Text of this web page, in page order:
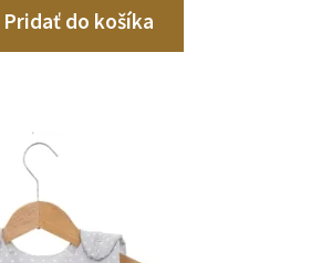
Pridať do košíka